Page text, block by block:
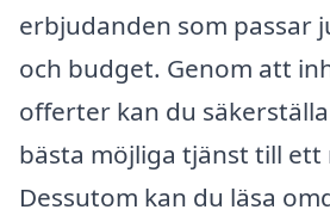
erbjudanden som passar
och budget. Genom att
offerter kan du
bästa möjliga tjänst till ett
Dessutom kan du läsa